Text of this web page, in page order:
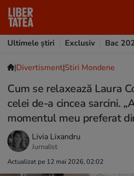
Ultimele știri
Exclusiv Bac
|Divertisment|Stiri Mondene
Cum se relaxează Laura
celei de-a cincea sarcini.
momentul meu preferat
Livia Lixandru
Jurnalist
Actualizat pe 12 mai 2026, 02:02